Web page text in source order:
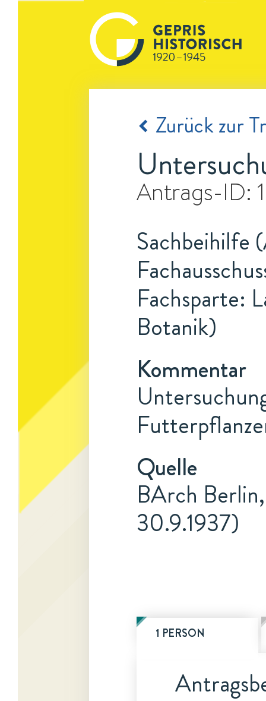
Zurück zur
Antrags-ID:
Sachbeihilfe
Fachsparte:
Botanik)
Kommentar
Quelle
BArch
30.9.1937)
1 PERSON